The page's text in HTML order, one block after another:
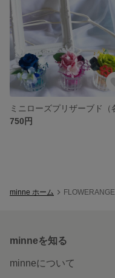
750円
minne ホーム
minneを知る
minneについて